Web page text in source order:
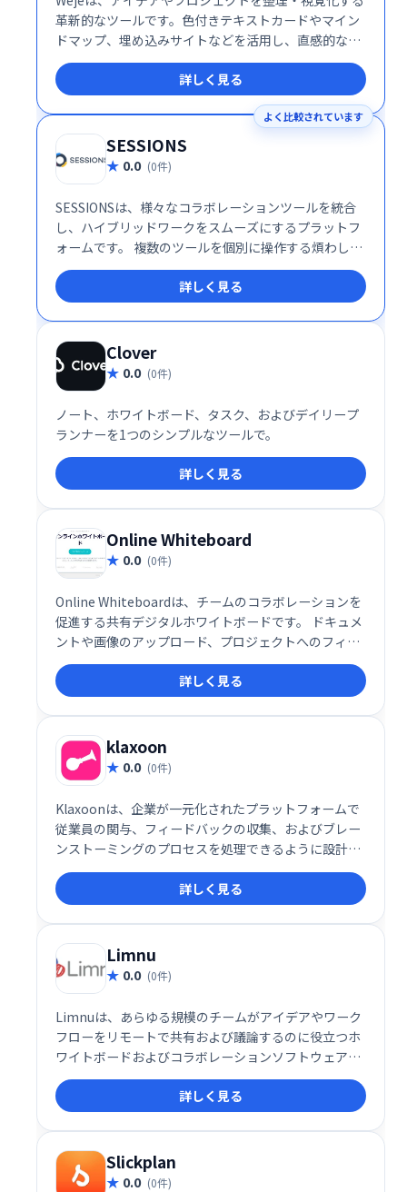
革新的なツールです。色付きテキストカードやマイン
ドマップ、埋め込みサイトなどを活用し、直感的な操
作で作業を効率化。オンラインコラボレーションにも
対応し、チームでの作業もスムーズに進められます。
9月と10月は全アカウント無料でご利用いただけま
す。独自のハイパースペースで、創造性を最大限に発
揮しましょう！
詳しく見る
よく比較されています
SESSIONS
0.0 (0件)
SESSIONSは、様々なコラボレーションツールを統合
し、ハイブリッドワークをスムーズにするプラットフ
ォームです。 複数のツールを個別に操作する煩わしさ
を解消し、1つの場所で全てのコミュニケーションを
管理できます。 効率的な情報共有と円滑なチームワー
クを実現し、生産性の向上に貢献します。
詳しく見る
Clover
0.0 (0件)
ノート、ホワイトボード、タスク、およびデイリープ
ランナーを1つのシンプルなツールで。
詳しく見る
Online Whiteboard
0.0 (0件)
Online Whiteboardは、チームのコラボレーションを
促進する共有デジタルホワイトボードです。 ドキュメ
ントや画像のアップロード、プロジェクトへのフィー
ドバック共有、ブレインストーミングなど、スムーズ
な共同作業を実現します。高速で使いやすいインター
フェースで、誰でも簡単に利用できます。 チームのア
イデア創出と生産性向上に最適なツールです。
詳しく見る
klaxoon
0.0 (0件)
Klaxoonは、企業が一元化されたプラットフォームで
従業員の関与、フィードバックの収集、およびブレー
ンストーミングのプロセスを処理できるように設計さ
れた会議管理およびチームコラボレーションソフトウ
ェアです。
詳しく見る
Limnu
0.0 (0件)
Limnuは、あらゆる規模のチームがアイデアやワーク
フローをリモートで共有および議論するのに役立つホ
ワイトボードおよびコラボレーションソフトウェアで
す。チームメンバーが迅速なコミュニケーションを確
立できるようにする、組み込みのインスタントメッセ
ージングおよびビデオ会議ツールが付属しています。
詳しく見る
Slickplan
0.0 (0件)